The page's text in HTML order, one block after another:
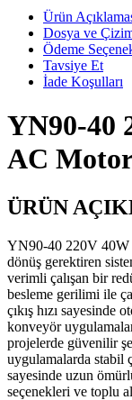
Ürün
Dosya ve
Ödeme
Tavsiye Et
İade Koşulları
YN90-40
AC
ÜRÜN
YN90-40 220V 40W
dönüş gerektiren
verimli çalışan bir
besleme gerilimi ile
çıkış hızı sayesinde
konveyör
projelerde güvenilir
uygulamalarda stabil
sayesinde uzun
seçenekleri ve toplu